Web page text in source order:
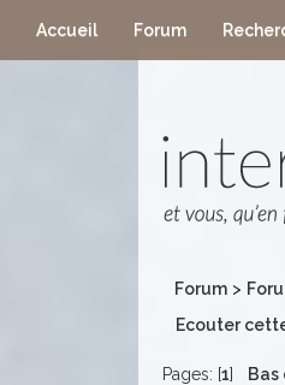
Accueil Forum
Forum >
Ecouter
Pages: [1] Bas